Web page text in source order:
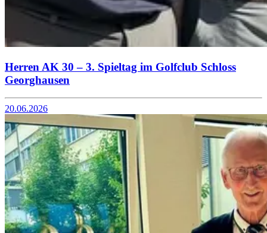
Herren AK 30 – 3. Spieltag im Golfclub Schloss
Georghausen
20.06.2026